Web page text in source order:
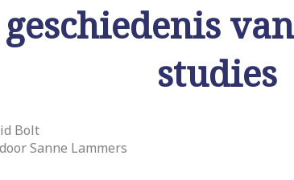
geschiedenis
studies
Bolt
Sanne Lammers